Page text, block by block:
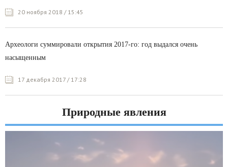
20 ноября 2018 / 15:45
Археологи суммировали открытия 2017-го: год выдался очень
насыщенным
17 декабря 2017 / 17:28
Природные явления